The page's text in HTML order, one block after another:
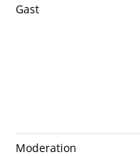
Gast
Moderation